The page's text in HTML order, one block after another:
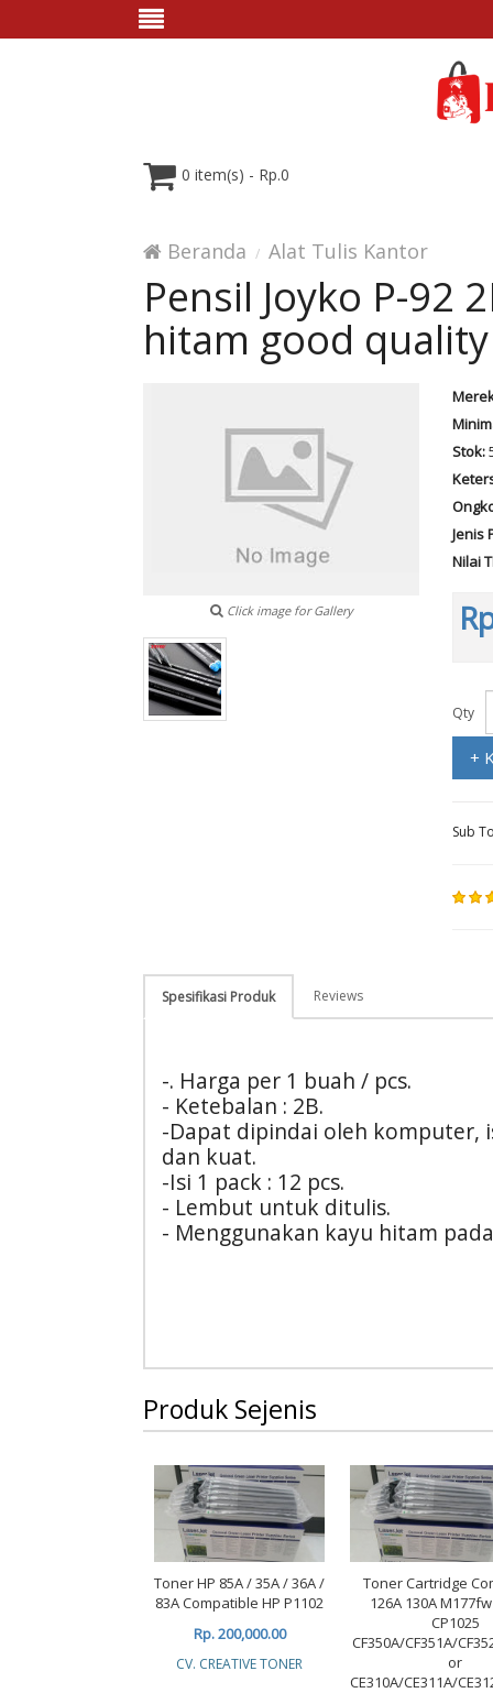
0 item(s) - Rp.0
Beranda Alat Tulis Kantor
Pensil Joyko P-92
hitam good quality
Click image for Gallery
Stok:
Jenis
Nilai
Qty
+
Sub
Spesifikasi Produk Reviews
-. Harga per 1 buah / pcs.
- Ketebalan : 2B.
-Dapat dipindai oleh komputer,
dan kuat.
-Isi 1 pack : 12 pcs.
- Lembut untuk ditulis.
- Menggunakan kayu hitam
Produk Sejenis
Toner HP 85A / 35A / 36A /
83A Compatible HP P1102
Rp. 200,000.00
CV. CREATIVE TONER
Toner Cartridge
126A 130A
CP1025
CF350A/CF351A/
or
CE310A/CE311A/